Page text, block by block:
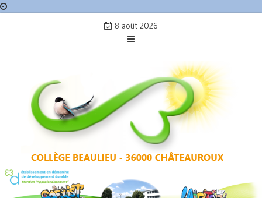
8 août 2026
COLLÈGE BEAULIEU –
CHÂTEAUROUX